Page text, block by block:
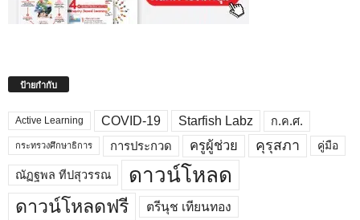
ป้ายกำกับ
Active Learning COVID-19 Starfish Labz ก.ค.ศ.
กระทรวงศึกษาธิการ การประกวด ครูผู้ช่วย คุรุสภา คู่มือ
ณัฏฐพล ทีปสุวรรณ ดาวน์โหลด
ดาวน์โหลดฟรี ตรีนุช เทียนทอง